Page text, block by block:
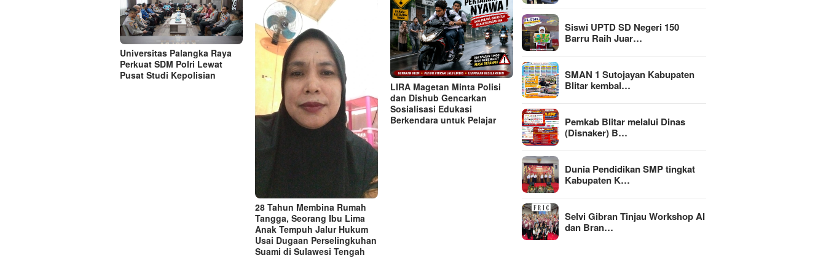
Universitas Palangka Raya
Perkuat SDM Polri Lewat
Pusat Studi Kepolisian
28 Tahun Membina Rumah
Tangga, Seorang Ibu Lima
Anak Tempuh Jalur Hukum
Usai Dugaan Perselingkuhan
Suami di Sulawesi Tengah
LIRA Magetan Minta Polisi
dan Dishub Gencarkan
Sosialisasi Edukasi
Berkendara untuk Pelajar
Siswi UPTD SD Negeri 150
Barru Raih Juar…
SMAN 1 Sutojayan Kabupaten
Blitar kembal…
Pemkab Blitar melalui Dinas
(Disnaker) B…
Dunia Pendidikan SMP tingkat
Kabupaten K…
Selvi Gibran Tinjau Workshop AI
dan Bran…